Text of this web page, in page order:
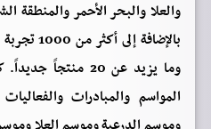
والعلا والبحر الأحمر والمنطقة
بالإضافة
وما يزيد عن 20
المواسم والمبادرات